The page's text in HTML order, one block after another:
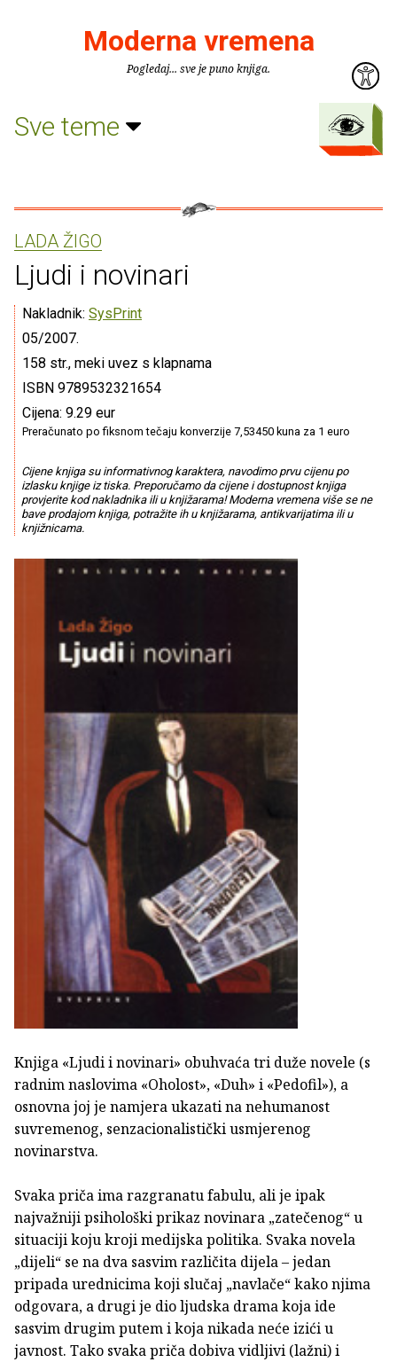
Moderna vremena
Pogledaj... sve je puno knjiga.
Sve teme
LADA ŽIGO
Ljudi i novinari
Nakladnik: SysPrint
05/2007.
158 str., meki uvez s klapnama
ISBN 9789532321654
Cijena: 9.29 eur
Preračunato po fiksnom tečaju konverzije 7,53450 kuna za 1 euro
Cijene knjiga su informativnog karaktera, navodimo prvu cijenu po
izlasku knjige iz tiska. Preporučamo da cijene i dostupnost knjiga
provjerite kod nakladnika ili u knjižarama! Moderna vremena više se ne
bave prodajom knjiga, potražite ih u knjižarama, antikvarijatima ili u
knjižnicama.
Knjiga «Ljudi i novinari» obuhvaća tri duže novele (s
radnim naslovima «Oholost», «Duh» i «Pedofil»), a
osnovna joj je namjera ukazati na nehumanost
suvremenog, senzacionalistički usmjerenog
novinarstva.
Svaka priča ima razgranatu fabulu, ali je ipak
najvažniji psihološki prikaz novinara „zatečenog“ u
situaciji koju kroji medijska politika. Svaka novela
„dijeli“ se na dva sasvim različita dijela – jedan
pripada urednicima koji slučaj „navlače“ kako njima
odgovara, a drugi je dio ljudska drama koja ide
sasvim drugim putem i koja nikada neće izići u
javnost. Tako svaka priča dobiva vidljivi (lažni) i